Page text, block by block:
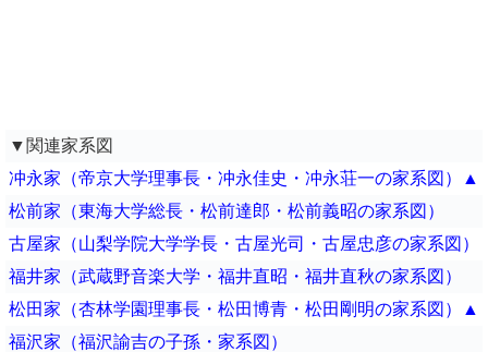
▼関連家系図
冲永家（帝京大学理事長・冲永佳史・冲永荘一の家系図）▲
松前家（東海大学総長・松前達郎・松前義昭の家系図）
古屋家（山梨学院大学学長・古屋光司・古屋忠彦の家系図）
福井家（武蔵野音楽大学・福井直昭・福井直秋の家系図）
松田家（杏林学園理事長・松田博青・松田剛明の家系図）▲
福沢家（福沢諭吉の子孫・家系図）